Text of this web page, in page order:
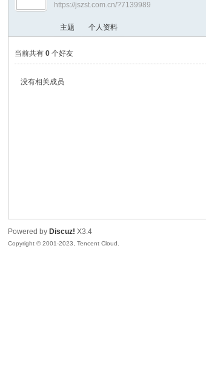
›
https://jszst.com.cn/?7139989
主题 个人资料
当前共有0 个好友
没有相关成员
Powered by Discuz! X3.4
Copyright © 2001-2023, Tencent Cloud.